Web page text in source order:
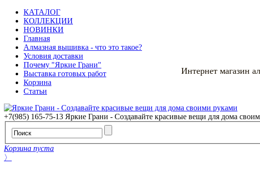
КАТАЛОГ
КОЛЛЕКЦИИ
НОВИНКИ
Главная
Алмазная вышивка - что это такое?
Условия доставки
Почему "Яркие Грани"
Выставка готовых работ
Корзина
Статьи
Интернет магазин
+7(985) 165-75-13 Яркие Грани - Создавайте красивые вещи для дома
Корзина пуста
〉